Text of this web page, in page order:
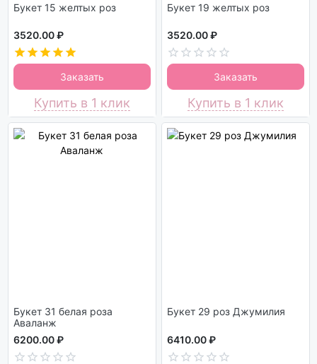
Букет 15 желтых роз
3520.00 ₽
Заказать
Купить в 1 клик
Букет 19 желтых роз
3520.00 ₽
Заказать
Купить в 1 клик
Букет 31 белая роза
Аваланж
6200.00 ₽
Букет 29 роз Джумилия
6410.00 ₽